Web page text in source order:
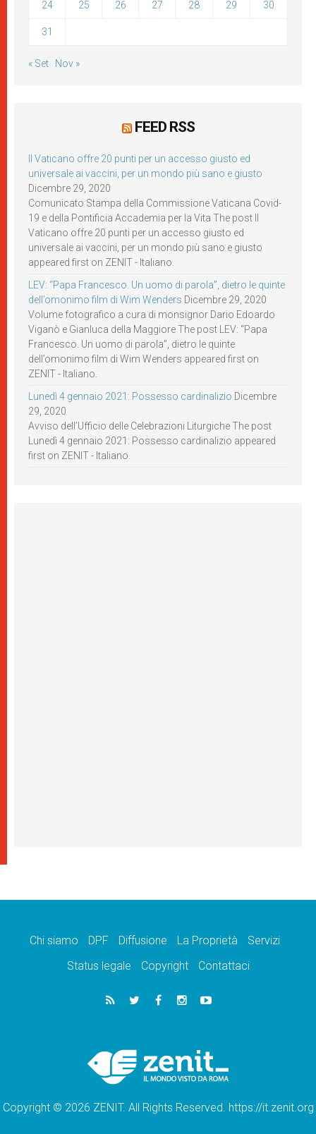
24 25 26 27 28 29 30
31
« Set Nov »
FEED RSS
Il Vaticano offre 20 punti per un accesso giusto ed
universale ai vaccini, per un mondo più sano e giusto
Dicembre 29, 2020
Comunicato Stampa della Commissione Vaticana Covid-
19 e della Pontificia Accademia per la Vita The post Il
Vaticano offre 20 punti per un accesso giusto ed
universale ai vaccini, per un mondo più sano e giusto
appeared first on ZENIT - Italiano.
LEV: “Papa Francesco. Un uomo di parola”, dietro le quinte
dell’omonimo film di Wim Wenders Dicembre 29, 2020
Volume fotografico a cura di monsignor Dario Edoardo
Viganò e Gianluca della Maggiore The post LEV: “Papa
Francesco. Un uomo di parola”, dietro le quinte
dell’omonimo film di Wim Wenders appeared first on
ZENIT - Italiano.
Lunedì 4 gennaio 2021: Possesso cardinalizio Dicembre
29, 2020
Avviso dell’Ufficio delle Celebrazioni Liturgiche The post
Lunedì 4 gennaio 2021: Possesso cardinalizio appeared
first on ZENIT - Italiano.
Chi siamo DPF Diffusione La Proprietà
Servizi
Status legale
Copyright Contattaci
Copyright © 2026 ZENIT. All Rights Reserved. https://it.zenit.org